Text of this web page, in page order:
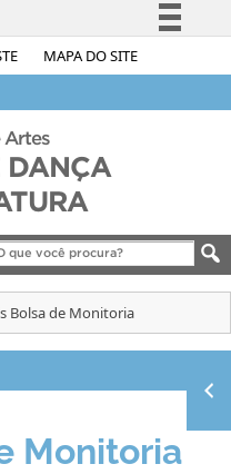
MAPA DO SITE
Simplifique!
Acesso à informação
Legislação
Artes
DANÇA
Bolsa de Monitoria
Monitoria